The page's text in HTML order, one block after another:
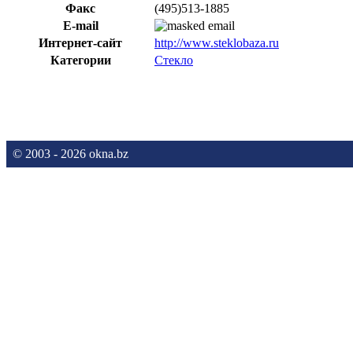
Факс
(495)513-1885
E-mail
Интернет-сайт
http://www.steklobaza.ru
Категории
Стекло
© 2003 - 2026 okna.bz